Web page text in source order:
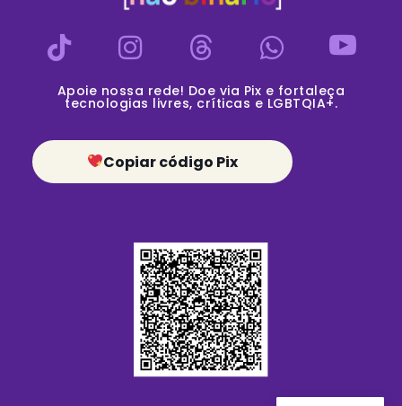
Apoie nossa rede! Doe via Pix e fortaleça
tecnologias livres, críticas e LGBTQIA+.
Copiar código Pix